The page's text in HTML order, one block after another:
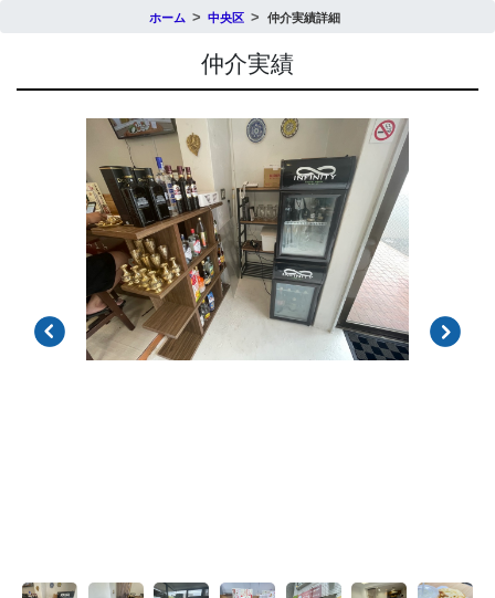
ホーム 中央区 仲介実績詳細
仲介実績